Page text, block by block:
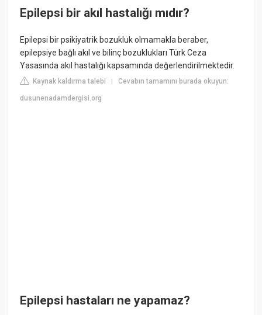
Epilepsi bir akıl hastalığı mıdır?
Epilepsi bir psikiyatrik bozukluk olmamakla beraber,
epilepsiye bağlı akıl ve bilinç bozuklukları Türk Ceza
Yasasında akıl hastalığı kapsamında değerlendirilmektedir.
Kaynak kaldırma talebi |Cevabın tamamını burada okuyun:
dusunenadamdergisi.org
Epilepsi hastaları ne yapamaz?